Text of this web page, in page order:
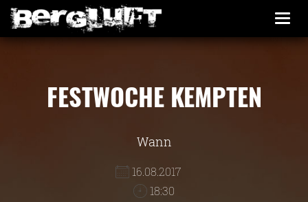
FESTWOCHE KEMPTEN
Wann
16.08.2017
18:30